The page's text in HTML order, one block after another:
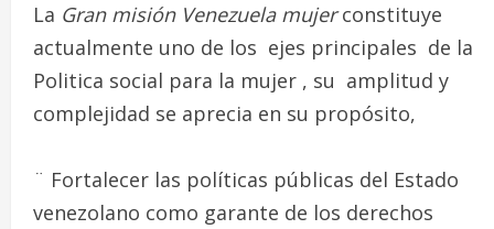
La Gran misión Venezuela mujerconstituye
actualmente uno de los ejes principales de la
Politica social para la mujer , su amplitud y
complejidad se aprecia en su propósito,
¨ Fortalecer las políticas públicas del Estado
venezolano como garante de los derechos